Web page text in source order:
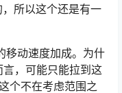
所以这个还是有一
移动速度加成。为什
，可能只能拉到这
个不在考虑范围之